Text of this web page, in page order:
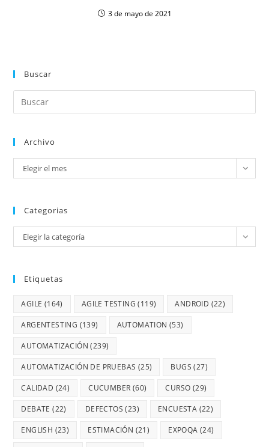
3 de mayo de 2021
Buscar
Archivo
Elegir el mes
Categorias
Elegir la categoría
Etiquetas
AGILE (164) AGILE TESTING (119) ANDROID (22)
ARGENTESTING (139) AUTOMATION (53)
AUTOMATIZACIÓN (239)
AUTOMATIZACIÓN DE PRUEBAS (25) BUGS (27)
CALIDAD (24) CUCUMBER (60) CURSO (29)
DEBATE (22) DEFECTOS (23) ENCUESTA (22)
ENGLISH (23) ESTIMACIÓN (21) EXPOQA (24)